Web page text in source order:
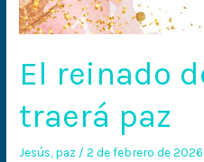
El reinado
traerá paz
Jesús paz /2 de febrero de 2026